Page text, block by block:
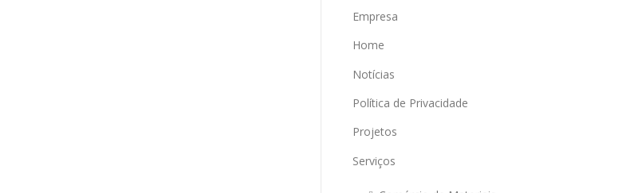
Empresa
Home
Notícias
Política de Privacidade
Projetos
Serviços